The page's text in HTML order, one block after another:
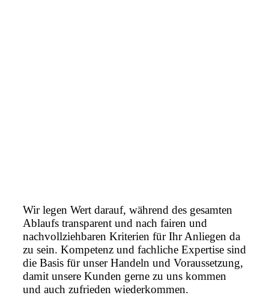
Wir legen Wert darauf, während des gesamten
Ablaufs transparent und nach fairen und
nachvollziehbaren Kriterien für Ihr Anliegen da
zu sein. Kompetenz und fachliche Expertise sind
die Basis für unser Handeln und Voraussetzung,
damit unsere Kunden gerne zu uns kommen
und auch zufrieden wiederkommen.